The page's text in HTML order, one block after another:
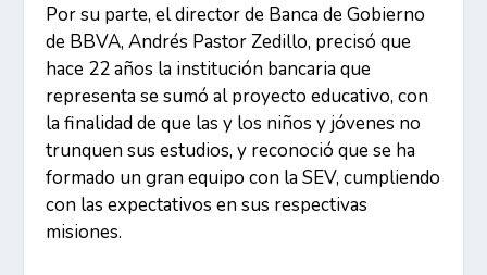
Por su parte, el director de Banca de Gobierno
de BBVA, Andrés Pastor Zedillo, precisó que
hace 22 años la institución bancaria que
representa se sumó al proyecto educativo, con
la finalidad de que las y los niños y jóvenes no
trunquen sus estudios, y reconoció que se ha
formado un gran equipo con la SEV, cumpliendo
con las expectativos en sus respectivas
misiones.